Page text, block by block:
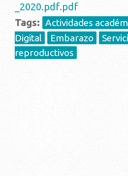
_2020.pdf.pdf
Tags: Actividades
Digital
Embarazo
reproductivos